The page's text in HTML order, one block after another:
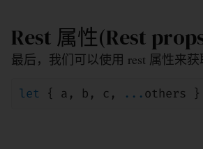
Rest 属性(Rest
最后，我们可以使用 rest 属性来获
let { a , b , c , ...others }